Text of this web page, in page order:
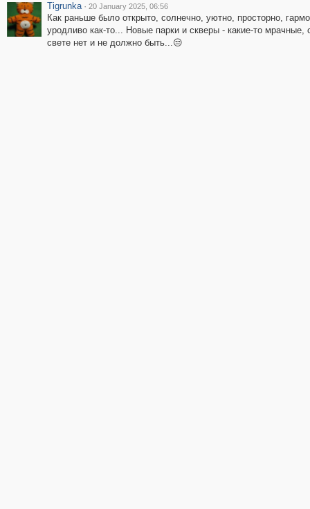
Tigrunka · 20 January 2025, 06:56
Как раньше было открыто, солнечно, уютно, просторно,
уродливо как-то... Новые парки и скверы - какие-то
свете нет и не должно быть...😒